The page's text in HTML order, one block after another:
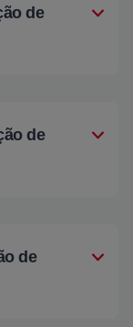
de
de
de